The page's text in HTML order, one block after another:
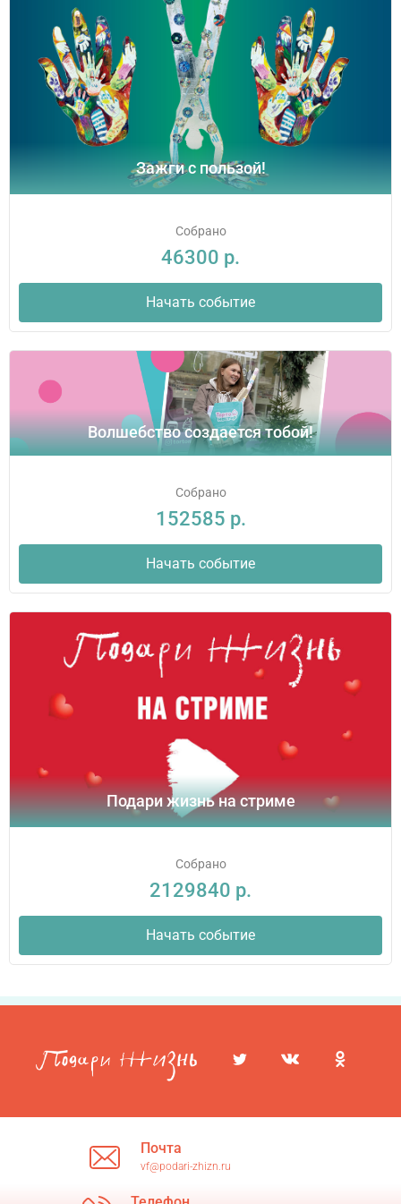
Зажги с пользой!
Собрано
46300 р.
Начать событие
Волшебство создается тобой!
Собрано
152585 р.
Начать событие
Подари жизнь на стриме
Собрано
2129840 р.
Начать событие
Почта
vf@podari-zhizn.ru